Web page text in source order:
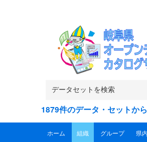
1879件のデータ・セットか
ホーム 組織 グループ 県